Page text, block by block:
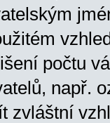
počtu
např.
zvláštní